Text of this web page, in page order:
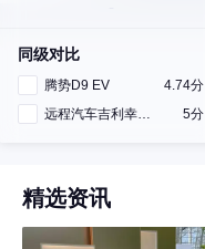
同级对比
腾势D9 EV
4.74分
远程汽车吉利幸福号
5分
精选资讯